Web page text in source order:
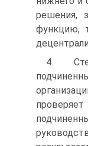
решения,
функцию,
4.